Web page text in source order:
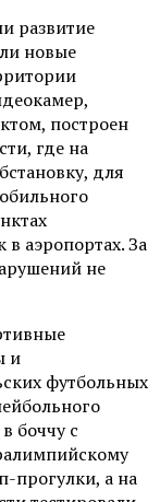
развитие
новые
построен
где на
для
аэропортах. За
не
и
футбольных
боччу с
прогулки, а на